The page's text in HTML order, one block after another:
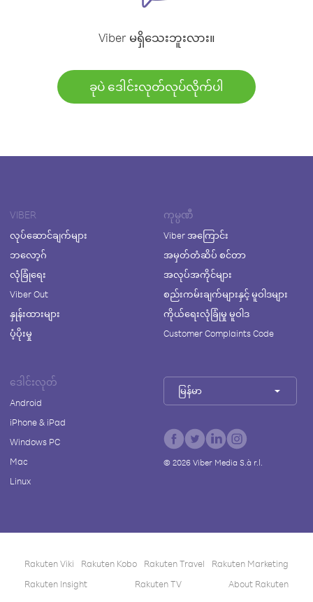
Viber မရှိသေးဘူးလား။
ခုပဲ ဒေါင်းလုတ်လုပ်လိုက်ပါ
VIBER
လုပ်ဆောင်ချက်များ
ဘလော့ဂ်
လုံခြုံရေး
Viber Out
နှုန်းထားများ
ပံ့ပိုးမှု
ကုမ္ပဏီ
Viber အကြောင်း
အမှတ်တံဆိပ် စင်တာ
အလုပ်အကိုင်များ
စည်းကမ်းချက်များနှင့် မူဝါဒများ
ကိုယ်ရေးလုံခြုံမှု မူဝါဒ
Customer Complaints Code
ဒေါင်းလုတ်
Android
iPhone & iPad
Windows PC
Mac
Linux
မြန်မာ
© 2026Viber Media S.à r.l.
Rakuten Viki Rakuten Kobo Rakuten Travel
Rakuten Marketing
Rakuten Insight
Rakuten TV About Rakuten